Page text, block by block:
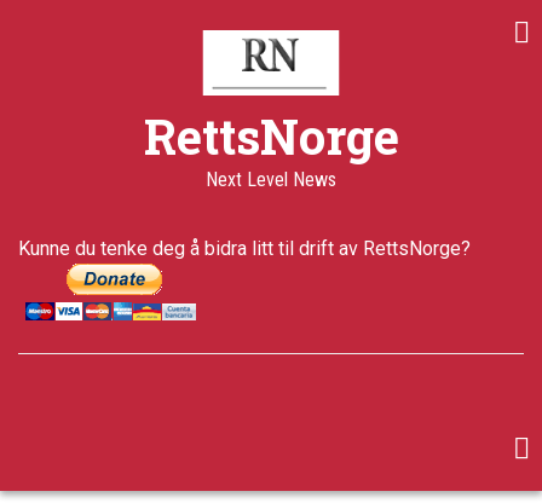
RettsNorge
Next Level News
Kunne du tenke deg å bidra litt til drift av RettsNorge?